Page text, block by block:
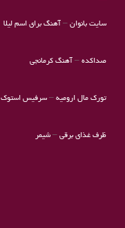
سایت بانوان– آهنگ برای اسم لیلا
صداکده– آهنگ کرمانجی
تورک مال ارومیه–سرفیس استوک
ظرف غذای برقی– شیمر